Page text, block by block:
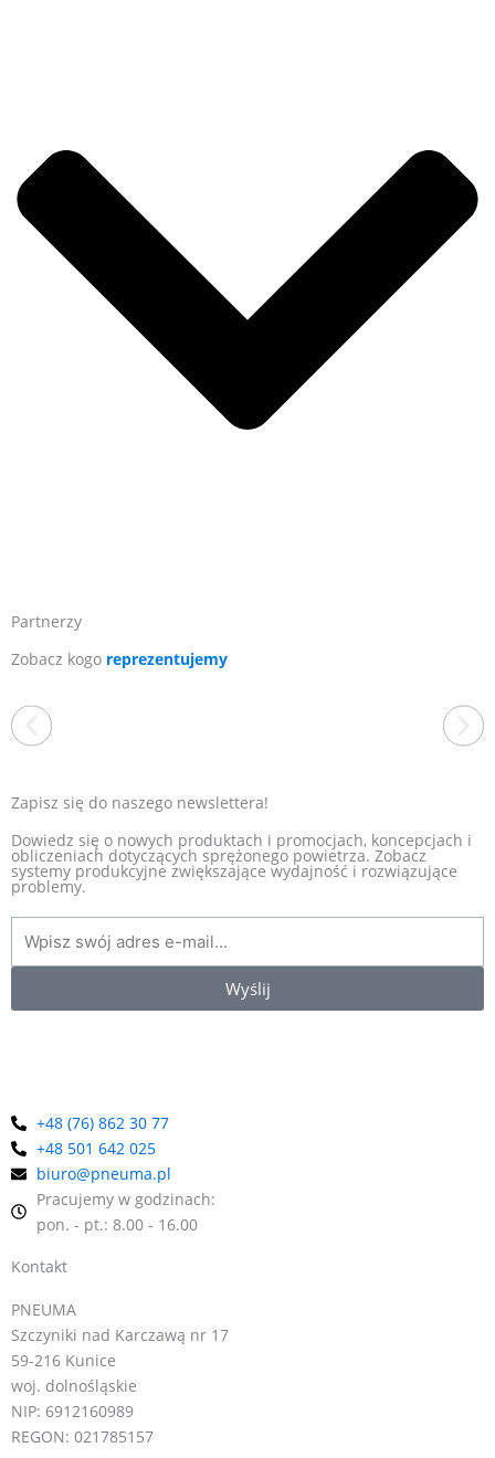
Partnerzy
Zobacz kogo reprezentujemy
EXAIR
Jesteśmy wyłącznym dystrybutorem amerykańskiej firmy EXAIR
w Polsce. To producent, który od ponad 40 lat wyznacza
standardy w branży produktów zasilanych sprężonym
powietrzem. Oferta obejmuje energooszczędne dysze
odkurzacze pneumatyczne i wiele innych. Jako wieloletni
dystrybutor marki EXAIR w Polsce, oferujemy kompleksową
Zapisz się do naszego newslettera!
Dowiedz się o nowych produktach i promocjach, koncepcjach i
obliczeniach dotyczących sprężonego powietrza. Zobacz
systemy produkcyjne zwiększające wydajność i rozwiązujące
problemy.
Wyślij
+48 (76) 862 30 77
+48 501 642 025
biuro@pneuma.pl
Pracujemy w godzinach:
pon. - pt.: 8.00 - 16.00
Kontakt
PNEUMA
Szczyniki nad Karczawą nr 17
59-216 Kunice
woj. dolnośląskie
NIP: 6912160989
REGON: 021785157